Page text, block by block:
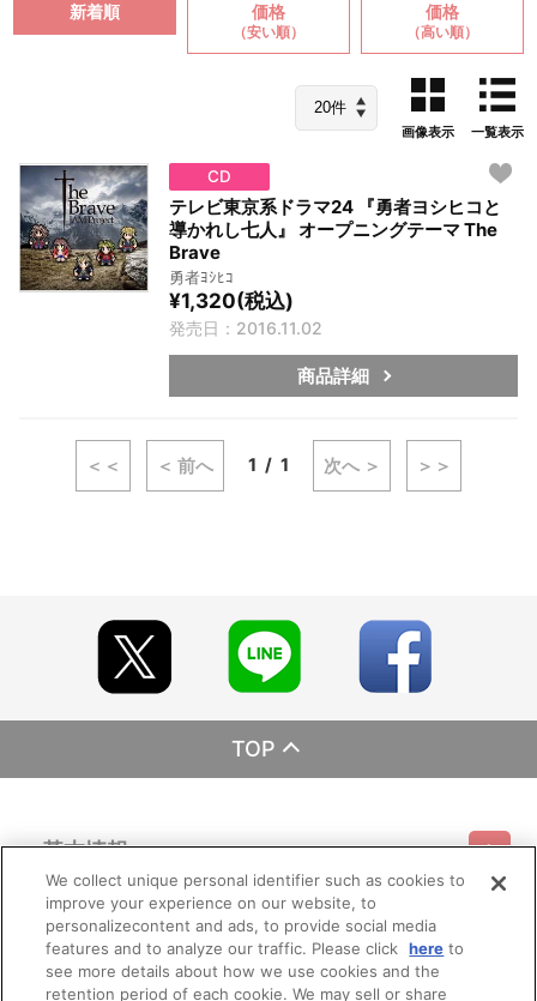
新着順 価格
（安い順）
価格
（高い順）
画像表示 一覧表示
CD
テレビ東京系ドラマ24 『勇者ヨシヒコと
導かれし七人』 オープニングテーマ The
Brave
勇者ﾖｼﾋｺ
¥1,320(税込)
発売日：2016.11.02
商品詳細
＜＜ ＜ 前へ 1 1 次へ ＞ ＞＞
TOP
基本情報
利用規約 特定商取引法に基づく表示 プライバシーポリシー
プライバシーオプション 会社概要
ご利用情報
ご利用ガイド サイトマップ お問い合わせ
会員メニュー
We collect unique personal identifier such as cookies to
improve your experience on our website, to
personalizecontent and ads, to provide social media
features and to analyze our traffic. Please click here to
see more details about how we use cookies and the
retention period of each cookie. We may sell or share